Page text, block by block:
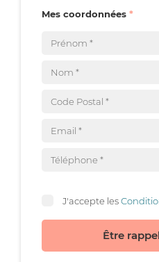
Mes coordonnées
J'accepte les
Être